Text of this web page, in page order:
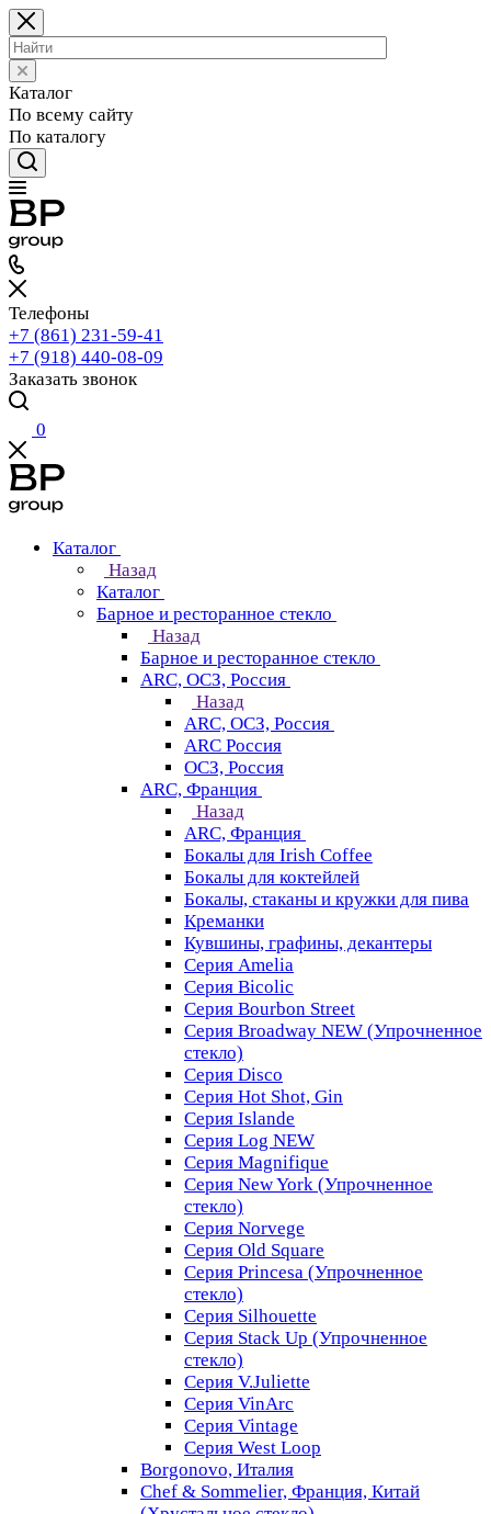
Каталог
По всему сайту
По каталогу
Телефоны
+7 (861) 231-59-41
+7 (918) 440-08-09
Заказать звонок
0
Каталог
Назад
Каталог
Барное и ресторанное стекло
Назад
Барное и ресторанное стекло
ARC, ОСЗ, Россия
Назад
ARC, ОСЗ, Россия
ARC Россия
ОСЗ, Россия
ARC, Франция
Назад
ARC, Франция
Бокалы для Irish Coffee
Бокалы для коктейлей
Бокалы, стаканы и кружки для пива
Креманки
Кувшины, графины, декантеры
Серия Amelia
Серия Bicolic
Серия Bourbon Street
Серия Broadway NEW (Упрочненное
стекло)
Серия Disco
Серия Hot Shot, Gin
Серия Islande
Серия Log NEW
Серия Magnifique
Серия New York (Упрочненное
стекло)
Серия Norvege
Серия Old Square
Серия Princesa (Упрочненное
стекло)
Серия Silhouette
Серия Stack Up (Упрочненное
стекло)
Серия V.Juliette
Серия VinArc
Серия Vintage
Серия West Loop
Borgonovo, Италия
Chef & Sommelier, Франция, Китай